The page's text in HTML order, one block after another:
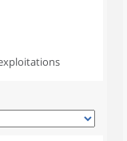
exploitations